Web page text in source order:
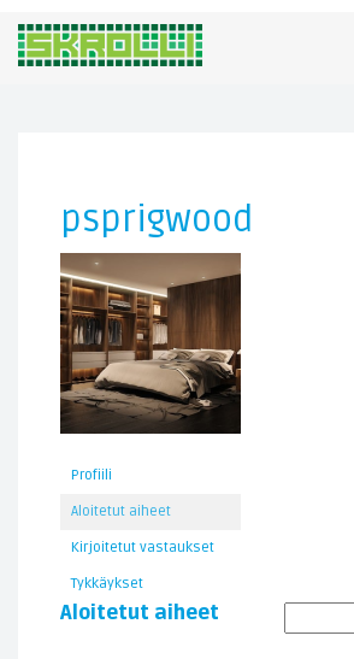
psprigwood
Profiili
Aloitetut aiheet
Kirjoitetut vastaukset
Tykkäykset
Aloitetut aiheet